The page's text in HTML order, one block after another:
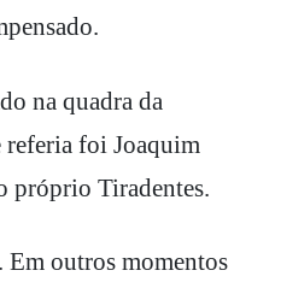
na quadra da
foi Joaquim
próprio Tiradentes.
outros momentos